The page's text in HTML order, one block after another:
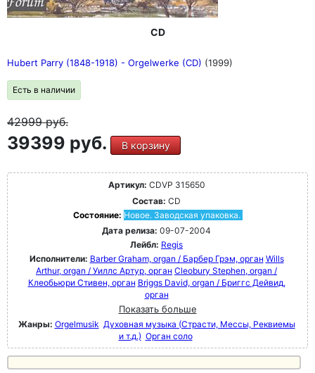
CD
Hubert Parry (1848-1918) - Orgelwerke (CD) (1999)
Есть в наличии
42999руб.
39399 руб. В корзину
Артикул: CDVP 315650
Состав: CD
Состояние: Новое. Заводская упаковка.
Дата релиза: 09-07-2004
Лейбл: Regis
Исполнители: Barber Graham, organ / Барбер Грэм, орган Wills
Arthur, organ / Уиллс Артур, орган Cleobury Stephen, organ /
Клеобьюри Стивен, орган Briggs David, organ / Бриггс Дейвид,
орган
Показать больше
Жанры: Orgelmusik Духовная музыка (Страсти, Мессы, Реквиемы
и т.д.) Орган соло